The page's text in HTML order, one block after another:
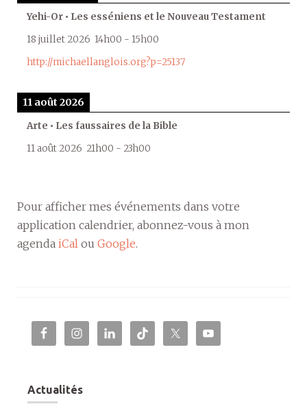
Yehi-Or • Les esséniens et le Nouveau Testament
18 juillet 2026 14h00 - 15h00
http://michaellanglois.org?p=25137
11 août 2026
Arte • Les faussaires de la Bible
11 août 2026 21h00 - 23h00
Pour afficher mes événements dans votre
application calendrier, abonnez-vous à mon
agenda iCal ou Google.
Actualités